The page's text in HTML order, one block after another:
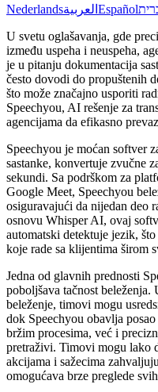
Nederlandsالعربية Español
U svetu oglašavanja, gde
između uspeha i neuspeha,
je u pitanju dokumentacija
često dovodi do propuštenih
što može značajno usporiti
Speechyou, AI rešenje za
agencijama da efikasno
Speechyou je moćan softver
sastanke, konvertuje zvučne
sekundi. Sa podrškom za
Google Meet, Speechyou
osiguravajući da nijedan deo
osnovu Whisper AI, ovaj
automatski detektuje jezik,
koje rade sa klijentima širom
Jedna od glavnih prednosti
poboljšava tačnost beleženja.
beleženje, timovi mogu
dok Speechyou obavlja
bržim procesima, već i
pretraživi. Timovi mogu lako
akcijama i sažecima
omogućava brze preglede